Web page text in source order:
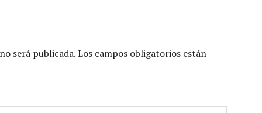
será publicada.Los campos obligatorios están